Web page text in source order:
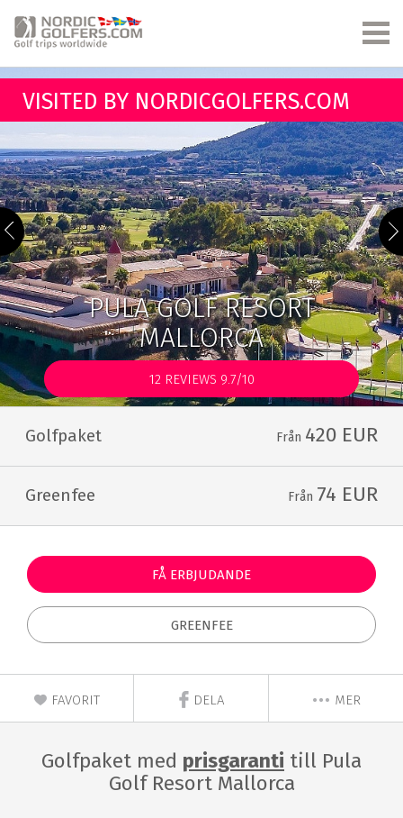
VISITED BY NORDICGOLFERS.COM
PULA GOLF RESORT
MALLORCA
12REVIEWS 9.7/10
Golfpaket Från 420 EUR
Greenfee Från 74 EUR
FÅ ERBJUDANDE
GREENFEE
FAVORIT DELA MER
Golfpaket med prisgaranti till Pula
Golf Resort Mallorca